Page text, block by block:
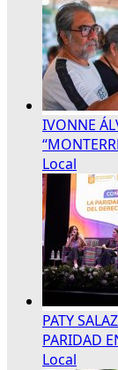
IVONNE
Local
PATY
PARIDAD
Local